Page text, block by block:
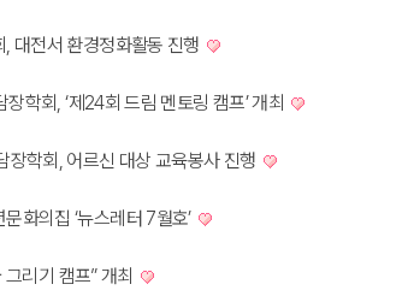
대전서 환경정화활동 진행
학회, ‘제24회 드림 멘토링 캠프’ 개최
장학회, 어르신 대상 교육봉사 진행
화의집 ‘뉴스레터 7월호’
리기 캠프” 개최